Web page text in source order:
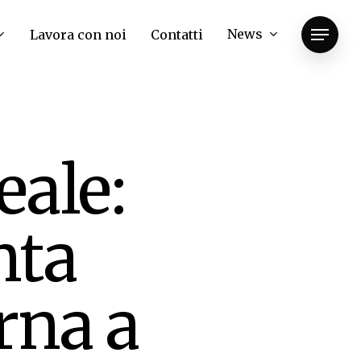
Lavora con noi Contatti News Menu
a